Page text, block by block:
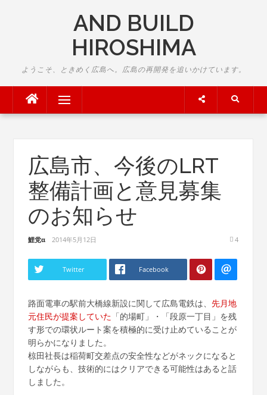
AND BUILD
HIROSHIMA
ようこそ、ときめく広島へ。広島の再開発を追いかけています。
Menu
広島市、今後のLRT
整備計画と意見募集
のお知らせ
鯉党α 2014年5月12日 4
Twitter Facebook
路面電車の駅前大橋線新設に関して広島電鉄は、 先月地
元住民が提案していた 「的場町」・「段原一丁目」を残
す形での環状ルート案を積極的に受け止めていることが
明らかになりました。
椋田社長は稲荷町交差点の安全性などがネックになると
しながらも、技術的にはクリアできる可能性はあると話
しました。